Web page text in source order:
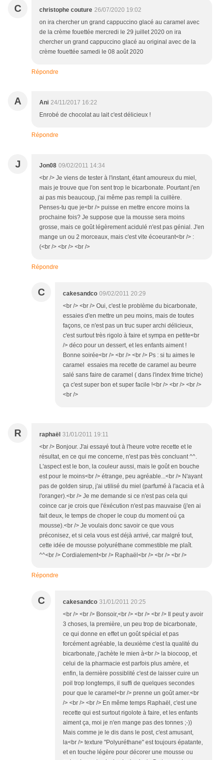
C christophe couture 26/07/2020 19:02
on ira chercher un grand cappuccino glacé au caramel avec
de la crème fouettée mercredi le 29 juillet 2020 on ira
chercher un grand cappuccino glacé au original avec de la
crème fouettée samedi le 08 août 2020
Répondre
A Ani 24/11/2017 16:22
Enrobé de chocolat au lait c'est délicieux !
Répondre
J Jon08 09/02/2011 14:34
<br /> Je viens de tester à l'instant, étant amoureux du miel,
mais je trouve que l'on sent trop le bicarbonate. Pourtant j'en
ai pas mis beaucoup, j'ai même pas rempli la cuillère.
Penses-tu que je<br /> puisse en mettre encore moins la
prochaine fois? Je suppose que la mousse sera moins
grosse, mais ce goût légèrement acidulé n'est pas génial. J'en
mange un ou 2 morceaux, mais c'est vite écoeurant<br /> :
(<br /> <br /> <br />
Répondre
C cakesandco 09/02/2011 20:29
<br /> <br /> Oui, c'est le problème du bicarbonate,
essaies d'en mettre un peu moins, mais de toutes
façons, ce n'est pas un truc super archi délicieux,
c'est surtout très rigolo à faire et sympa en petite<br
/> déco pour un dessert, et les enfants aiment !
Bonne soirée<br /> <br /> <br /> Ps : si tu aimes le
caramel essaies ma recette de caramel au beurre
salé sans faire de caramel ( dans l'index frime triche)
ça c'est super bon et super facile !<br /> <br /> <br />
<br />
R raphaël 31/01/2011 19:11
<br /> Bonjour. J'ai essayé tout à l'heure votre recette et le
résultat, en ce qui me concerne, n'est pas très concluant ^^.
L'aspect est le bon, la couleur aussi, mais le goût en bouche
est pour le moins<br /> étrange, peu agréable...<br /> N'ayant
pas de golden sirup, j'ai utilisé du miel (parfumé à l'acacia et à
l'oranger).<br /> Je me demande si ce n'est pas cela qui
coince car je crois que l'éxécution n'est pas mauvaise (j'en ai
fait deux, le temps de choper le coup du moment oú ça
mousse).<br /> Je voulais donc savoir ce que vous
préconisez, et si cela vous est déjà arrivé, car malgré tout,
cette idée de mousse polyuréthane commestible me plaît.
^^<br /> Cordialement<br /> Raphaël<br /> <br /> <br />
Répondre
C cakesandco 31/01/2011 20:25
<br /> <br /> Bonsoir,<br /> <br /> <br /> Il peut y avoir
3 choses, la première, un peu trop de bicarbonate,
ce qui donne en effet un goût spécial et pas
forcément agréable, la deuxième c'est la qualité du
bicarbonate, j'achète le mien à<br /> la biocoop, et
celui de la pharmacie est parfois plus amère, et
enfin, la dernière possiblité c'est de laisser cuire un
poil trop longtemps, il suffi de quelques secondes
pour que le caramel<br /> prenne un goût amer.<br
/> <br /> <br /> En même temps Raphaël, c'est une
recette qui est surtout rigolote à faire, et les enfants
aiment ça, moi je n'en mange pas des tonnes ;-))
Mais comme je le dis dans le post, c'est amusant,
la<br /> texture "Polyuréthane" est toujours épatante,
et en touche légère pour décorer une mousse ou